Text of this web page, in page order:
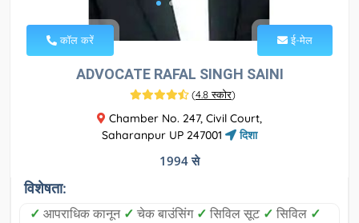
कॉल करें ई-मेल
ADVOCATE RAFAL SINGH SAINI
(4.8 स्कोर)
Chamber No. 247, Civil Court,
Saharanpur UP 247001
दिशा
1994 से
विशेषता:
✓ आपराधिक कानून ✓ चेक बाउंसिंग ✓ सिविल सूट ✓ सिविल ✓